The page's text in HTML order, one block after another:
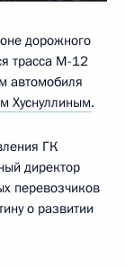
дорожного
трасса М-12
автомобиля
Хуснуллиным.
ГК
директор
перевозчиков
о развитии